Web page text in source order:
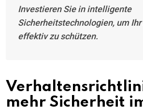
Investieren Sie in intelligente
Sicherheitstechnologien, um Ihr
effektiv zu schützen.
mehr Sicherheit